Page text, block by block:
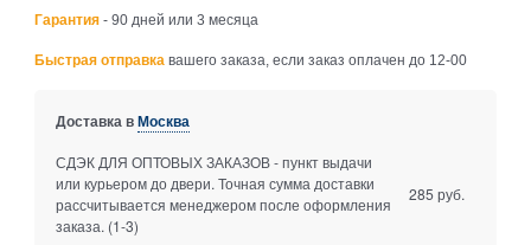
Гарантия - 90 дней или 3 месяца
Быстрая отправка вашего заказа, если заказ оплачен до 12-00
Доставка вМосква
СДЭК ДЛЯ ОПТОВЫХ ЗАКАЗОВ - пункт выдачи
или курьером до двери. Точная сумма доставки
рассчитывается менеджером после оформления
заказа. (1-3)
285 руб.